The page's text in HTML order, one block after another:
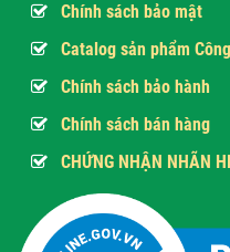
Chính sách bảo mật
Catalog sản phẩm
Chính sách bảo hành
Chính sách bán hàng
CHỨNG NHẬN NHÃN